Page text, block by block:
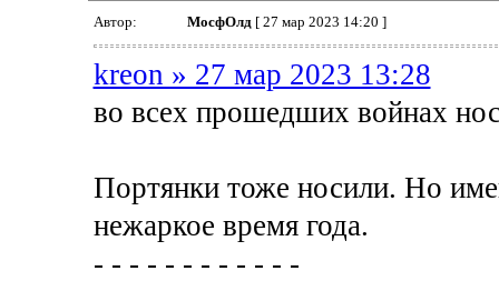
Автор: МосфОлд[ 27 мар 2023 14:20 ]
kreon » 27 мар 2023 13:28
во всех прошедших войнах
Портянки тоже носили. Но
нежаркое время года.
- - - - - - - - - - - -